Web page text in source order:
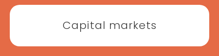
Capital markets